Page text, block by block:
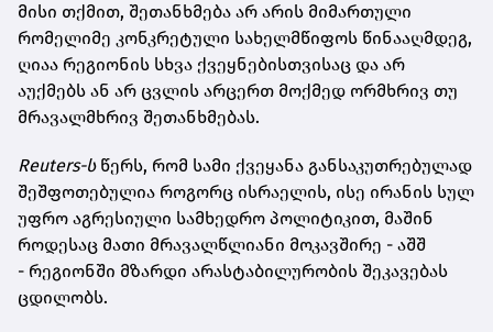
მისი თქმით, შეთანხმება არ არის მიმართული
რომელიმე კონკრეტული სახელმწიფოს წინააღმდეგ,
ღიაა რეგიონის სხვა ქვეყნებისთვისაც და არ
აუქმებს ან არ ცვლის არცერთ მოქმედ ორმხრივ თუ
მრავალმხრივ შეთანხმებას.
Reuters-სწერს, რომ სამი ქვეყანა განსაკუთრებულად
შეშფოთებულია როგორც ისრაელის, ისე ირანის სულ
უფრო აგრესიული სამხედრო პოლიტიკით, მაშინ
როდესაც მათი მრავალწლიანი მოკავშირე - აშშ
- რეგიონში მზარდი არასტაბილურობის შეკავებას
ცდილობს.